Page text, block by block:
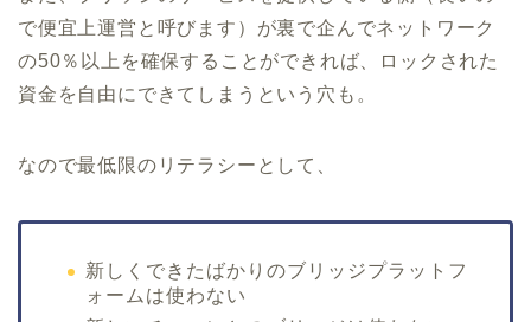
で便宜上運営と呼びます）が裏で企んでネットワーク
の50％以上を確保することができれば、ロックされた
資金を自由にできてしまうという穴も。
なので最低限のリテラシーとして、
新しくできたばかりのブリッジプラットフ
ォームは使わない